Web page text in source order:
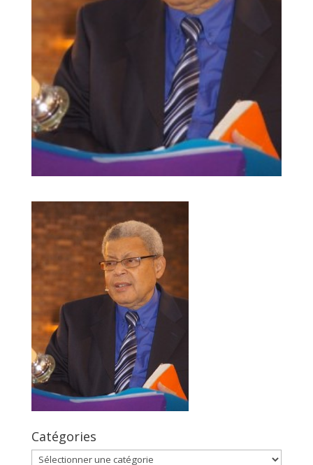
Catégories
Catégories